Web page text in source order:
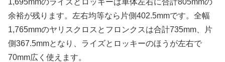
余裕が残ります。左右均等なら片側402.5mmです。全幅
1,765mmのヤリスクロスとフロンクスは合計735mm、片
側367.5mmとなり、ライズとロッキーのほうが左右で
70mm広く使えます。